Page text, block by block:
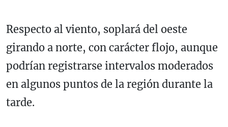
Respecto al viento, soplará del oeste
girando a norte, con carácter flojo, aunque
podrían registrarse intervalos moderados
en algunos puntos de la región durante la
tarde.